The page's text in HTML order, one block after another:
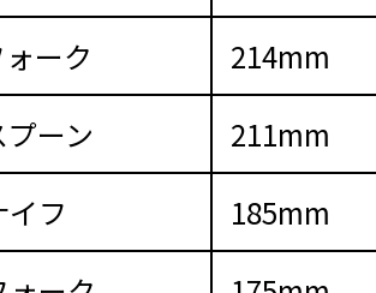
ーク 214mm
ーン 211mm
フ 185mm